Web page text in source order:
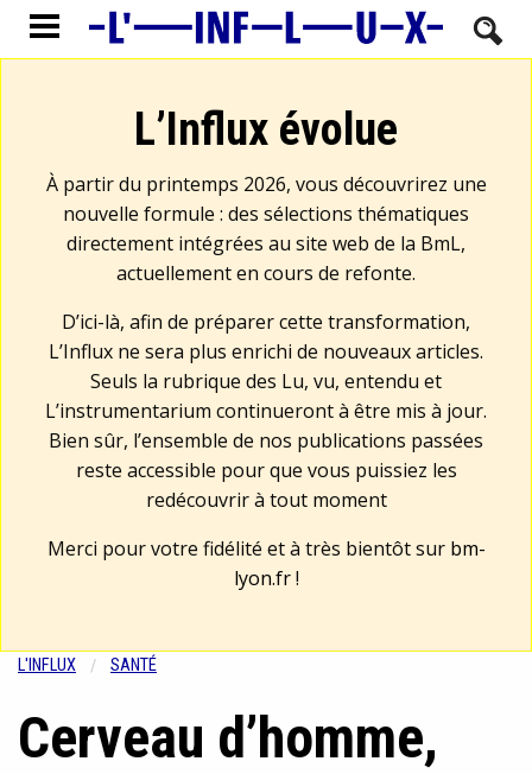
L’Influx évolue
À partir du printemps 2026, vous découvrirez une
nouvelle formule : des sélections thématiques
directement intégrées au site web de la BmL,
actuellement en cours de refonte.
D’ici-là, afin de préparer cette transformation,
L’Influx ne sera plus enrichi de nouveaux articles.
Seuls la rubrique des Lu, vu, entendu et
L’instrumentarium continueront à être mis à jour.
Bien sûr, l’ensemble de nos publications passées
reste accessible pour que vous puissiez les
redécouvrir à tout moment
Merci pour votre fidélité et à très bientôt sur bm-
lyon.fr!
L'INFLUX SANTÉ
Cerveau d’homme,